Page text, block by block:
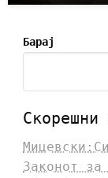
Барај
Скорешни
Законот за